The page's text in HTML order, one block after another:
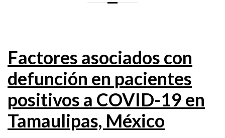
Factores asociados con
defunción en pacientes
positivos a COVID-19 en
Tamaulipas, México